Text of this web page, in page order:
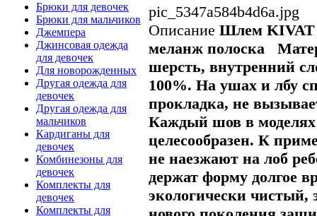
Брюки для девочек
Брюки для мальчиков
Джемпера
Джинсовая одежда
для девочек
Для новорожденных
Другая одежда для
девочек
Другая одежда для
мальчиков
Кардиганы для
девочек
Комбинезоны для
девочек
Комплекты для
девочек
Комплекты для
pic_5347a584b4d6a.jpg
Описание Шлем KIVAT
меланж полоска
шерсть, внутренний
100%. На ушах и лбу
прокладка, не
Каждый шов в
целесообразен. К
не наезжают на лоб
держат форму долгое
экологически чистый,